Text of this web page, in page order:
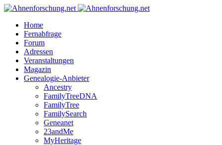
Home
Fernabfrage
Forum
Adressen
Veranstaltungen
Magazin
Genealogie-Anbieter
Ancestry
FamilyTreeDNA
FamilyTree
FamilySearch
Geneanet
23andMe
MyHeritage